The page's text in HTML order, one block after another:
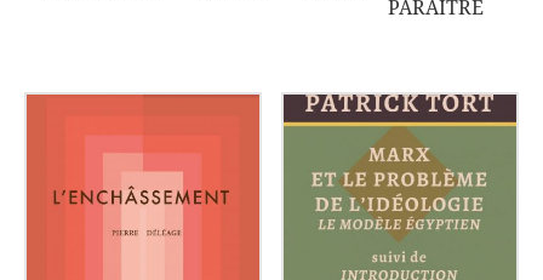
PARAÎTRE